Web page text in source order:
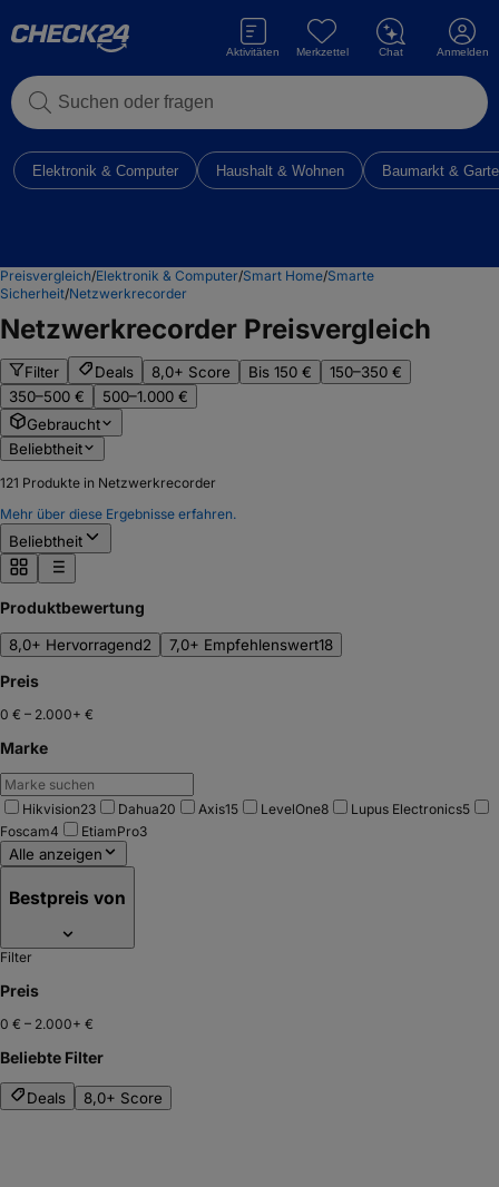
Suchen oder fragen
Aktivitäten Merkzettel Chat Anmelden
Elektronik & Computer Haushalt & Wohnen Baumarkt &
Preisvergleich/Elektronik & Computer/Smart Home/Smarte
Sicherheit/Netzwerkrecorder
Netzwerkrecorder Preisvergleich
Filter Deals 8,0+ Score Bis 150 €
150–350 €
350–500 €
500–1.000 €
Gebraucht
Beliebtheit
121 Produkte in Netzwerkrecorder
Mehr über diese Ergebnisse erfahren.
Beliebtheit
Produktbewertung
8,0+ Hervorragend2 7,0+ Empfehlenswert18
Preis
0 € – 2.000+ €
Marke
Hikvision23 Dahua20 Axis15 LevelOne8 Lupus Electronics5
Foscam4 EtiamPro3
Alle anzeigen
Bestpreis von
Filter
Preis
0 € – 2.000+ €
Beliebte Filter
Deals 8,0+ Score